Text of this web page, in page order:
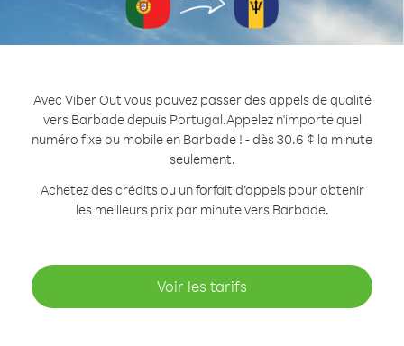
Avec Viber Out vous pouvez passer des appels de qualité
vers Barbade depuis Portugal.Appelez n'importe quel
numéro fixe ou mobile en Barbade ! - dès 30.6 ¢ la minute
seulement.
Achetez des crédits ou un forfait d’appels pour obtenir
les meilleurs prix par minute vers Barbade.
Voir les tarifs